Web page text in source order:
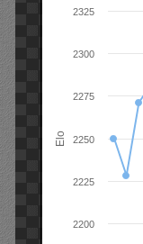
Elo
2200
2225
2250
2275
2300
2325